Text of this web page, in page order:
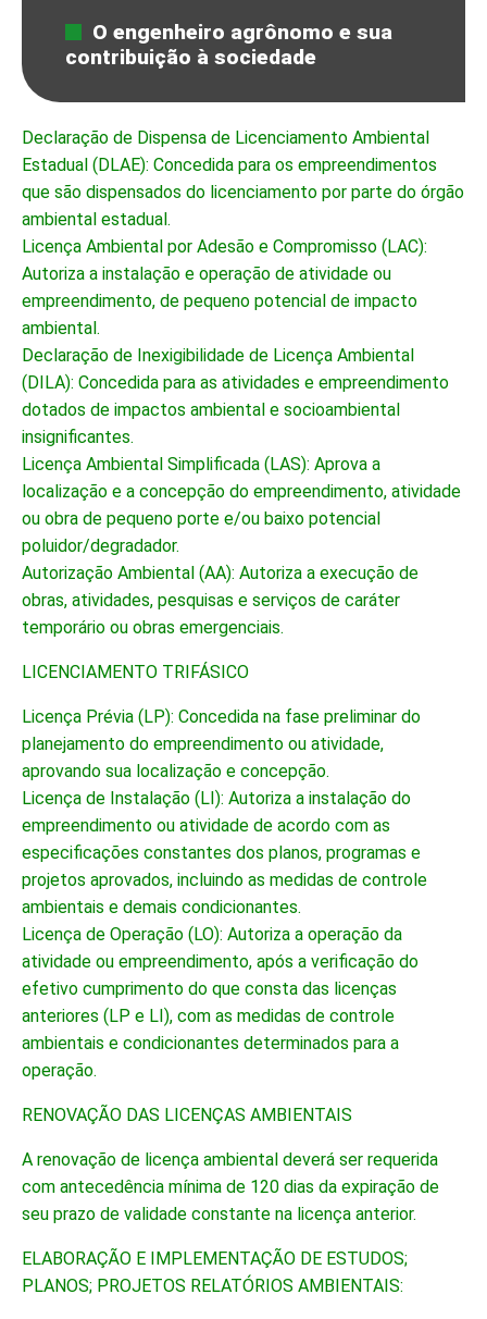
O engenheiro agrônomo e sua
contribuição à sociedade
Declaração de Dispensa de Licenciamento Ambiental
Estadual (DLAE): Concedida para os empreendimentos
que são dispensados do licenciamento por parte do órgão
ambiental estadual.
Licença Ambiental por Adesão e Compromisso (LAC):
Autoriza a instalação e operação de atividade ou
empreendimento, de pequeno potencial de impacto
ambiental.
Declaração de Inexigibilidade de Licença Ambiental
(DILA): Concedida para as atividades e empreendimento
dotados de impactos ambiental e socioambiental
insignificantes.
Licença Ambiental Simplificada (LAS): Aprova a
localização e a concepção do empreendimento, atividade
ou obra de pequeno porte e/ou baixo potencial
poluidor/degradador.
Autorização Ambiental (AA): Autoriza a execução de
obras, atividades, pesquisas e serviços de caráter
temporário ou obras emergenciais.
LICENCIAMENTO TRIFÁSICO
Licença Prévia (LP): Concedida na fase preliminar do
planejamento do empreendimento ou atividade,
aprovando sua localização e concepção.
Licença de Instalação (LI): Autoriza a instalação do
empreendimento ou atividade de acordo com as
especificações constantes dos planos, programas e
projetos aprovados, incluindo as medidas de controle
ambientais e demais condicionantes.
Licença de Operação (LO): Autoriza a operação da
atividade ou empreendimento, após a verificação do
efetivo cumprimento do que consta das licenças
anteriores (LP e LI), com as medidas de controle
ambientais e condicionantes determinados para a
operação.
RENOVAÇÃO DAS LICENÇAS AMBIENTAIS
A renovação de licença ambiental deverá ser requerida
com antecedência mínima de 120 dias da expiração de
seu prazo de validade constante na licença anterior.
ELABORAÇÃO E IMPLEMENTAÇÃO DE ESTUDOS;
PLANOS; PROJETOS RELATÓRIOS AMBIENTAIS: